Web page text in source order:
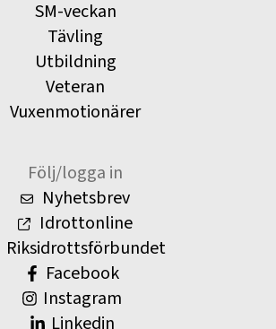
SM-veckan
Tävling
Utbildning
Veteran
Vuxenmotionärer
Följ/logga in
Nyhetsbrev
Idrottonline
Riksidrottsförbundet
Facebook
Instagram
Linkedin